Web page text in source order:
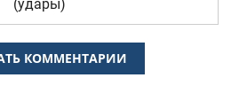
(удары)
КОММЕНТАРИИ